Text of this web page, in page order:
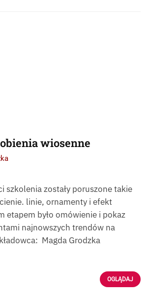
wiosenne
szkolenia zostały poruszone takie
linie, ornamenty i efekt
etapem było omówienie i pokaz
najnowszych trendów na
Magda Grodzka
OGLĄDAJ